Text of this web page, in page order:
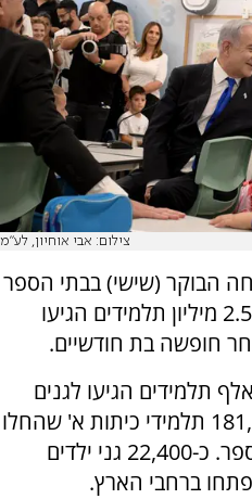
צילום: אבי אוחיון, לע"מ
הבוקר (שישי) בבתי הספר
וגני הילדים ברחבי הארץ. כ-2.5 מיליון תלמידים הגיעו
חופשה בת חודשיים.
תלמידים הגיעו לגנים
ולבתי הספר, מתוכם, כ-181,000 תלמידי כיתות א' שהחלו
את דרכם לראשונה בבית הספר. כ-22,400 גני ילדים